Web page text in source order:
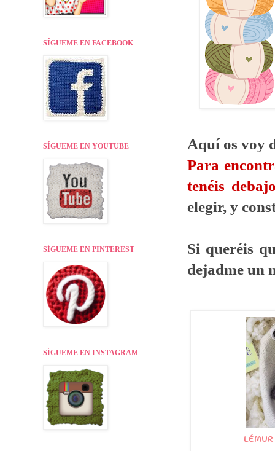
Aquí os voy
Para
tenéis
elegir, y
Si queréis
dejadme un
SÍGUEME EN FACEBOOK
SÍGUEME EN YOUTUBE
SÍGUEME EN PINTEREST
SÍGUEME EN INSTAGRAM